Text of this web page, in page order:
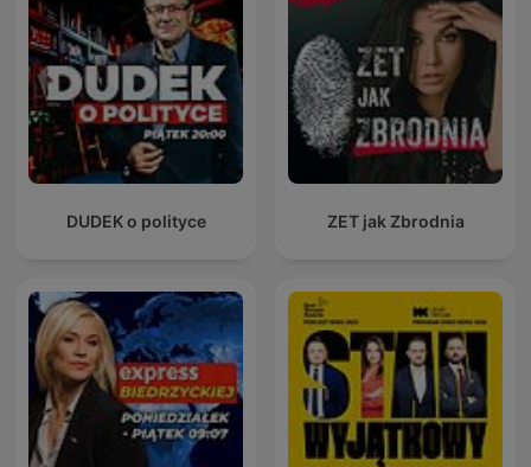
DUDEK o polityce ZET jak Zbrodnia